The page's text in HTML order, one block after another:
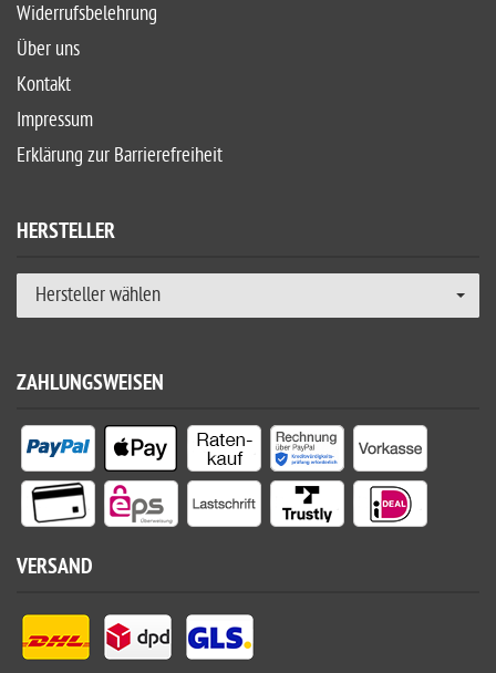
Widerrufsbelehrung
Über uns
Kontakt
Impressum
Erklärung zur Barrierefreiheit
HERSTELLER
Hersteller wählen
ZAHLUNGSWEISEN
VERSAND